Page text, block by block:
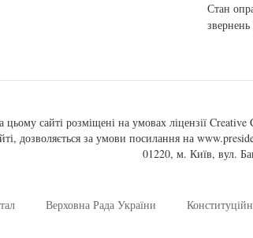
Стан
сайті розміщені на умовах ліцензії Creative
дозволяється за умови посилання на
01220, м. Київ, вул.
Верховна Рада України